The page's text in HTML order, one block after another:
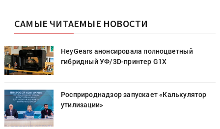
САМЫЕ ЧИТАЕМЫЕ НОВОСТИ
HeyGears анонсировала полноцветный
гибридный УФ/3D-принтер G1X
Росприроднадзор запускает «Калькулятор
утилизации»